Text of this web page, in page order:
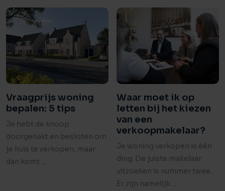
Vraagprijs woning
bepalen: 5 tips
Je hebt de knoop
doorgehakt en besloten om
je huis te verkopen, maar
dan komt ...
Waar moet ik op
letten bij het kiezen
van een
verkoopmakelaar?
Je woning verkopen is één
ding. De juiste makelaar
uitzoeken is nummer twee.
Er zijn namelijk ...